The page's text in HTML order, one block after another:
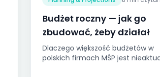
Budżet roczny — jak go
zbudować, żeby działał
Dlaczego większość budżetów w
polskich firmach MŚP jest